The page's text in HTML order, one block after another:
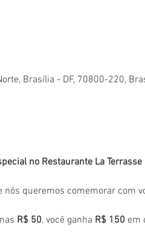
Brasília - DF, 70800-220,
no Restaurante La Terrasse
nós queremos comemorar com
R$ 50, você ganha R$ 150 em